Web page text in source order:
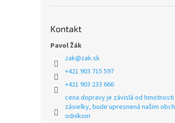
Kontakt
Pavol Žák
zak@zak.sk
+421 903 715 597
+421 903 233 666
cena dopravy je závislá od hmotnosti
zásielky, bude upresnená našim obch
odníkom